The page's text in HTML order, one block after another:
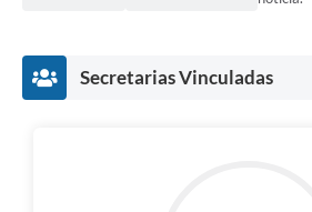
Secretarias Vinculadas